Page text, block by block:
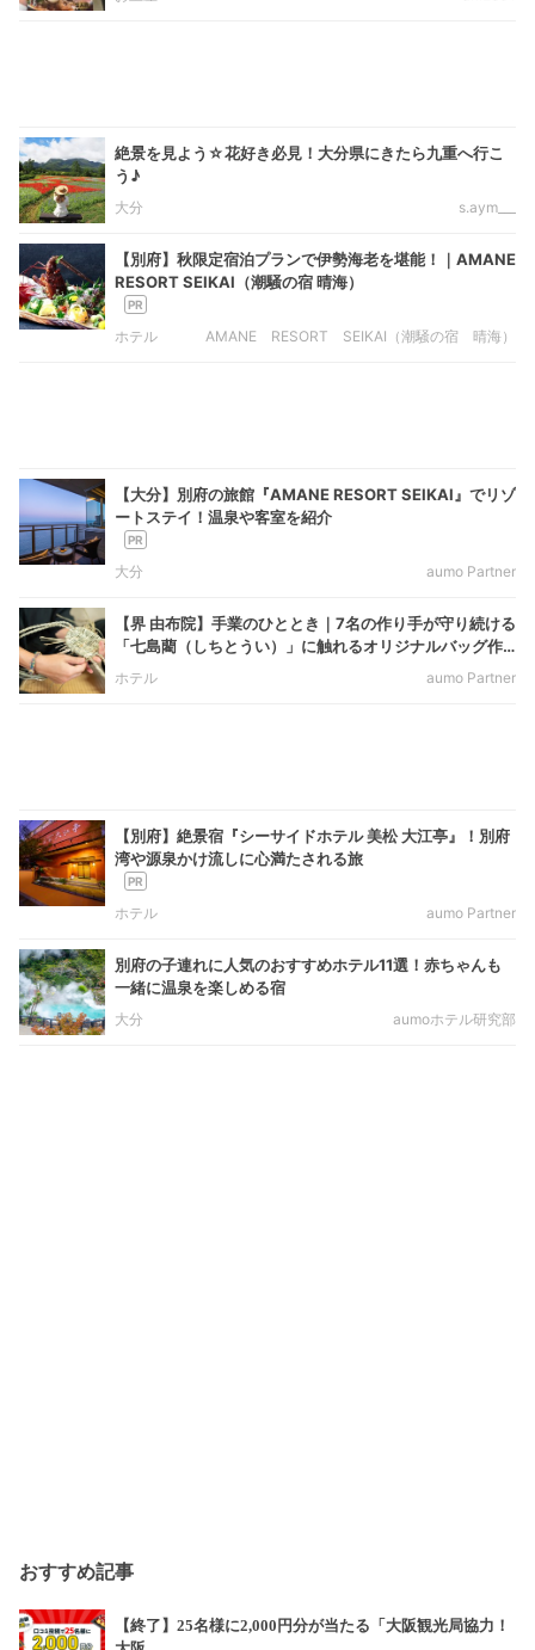
絶景を見よう☆花好き必見！大分県にきたら九重へ行こ
う♪
大分 s.aym___
【別府】秋限定宿泊プランで伊勢海老を堪能！｜AMANE
RESORT SEIKAI（潮騒の宿 晴海）
ホテル AMANE RESORT SEIKAI（潮騒の宿 晴海）
【大分】別府の旅館『AMANE RESORT SEIKAI』でリゾ
ートステイ！温泉や客室を紹介
大分 aumo Partner
【界 由布院】手業のひととき｜7名の作り手が守り続ける
「七島藺（しちとうい）」に触れるオリジナルバッグ作
ホテル aumo Partner
【別府】絶景宿『シーサイドホテル 美松 大江亭』！別府
湾や源泉かけ流しに心満たされる旅
ホテル aumo Partner
別府の子連れに人気のおすすめホテル11選！赤ちゃんも
一緒に温泉を楽しめる宿
大分 aumoホテル研究部
おすすめ記事
【終了】25名様に2,000円分が当たる「大阪観光局協力！